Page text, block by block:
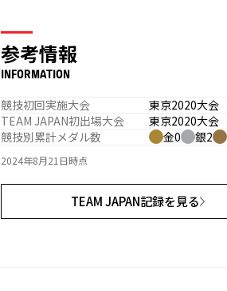
参考情報
INFORMATION
競技初回実施大会
東京2020大会
TEAM JAPAN初出場大会
東京2020大会
競技別累計メダル数
金0 銀2
2024年8月21日時点
TEAM JAPAN記録を見る